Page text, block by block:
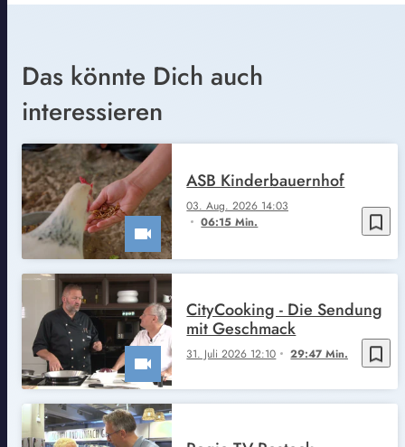
Das könnte Dich auch
interessieren
bookmark_border
03. Aug. 2026 14:03
06:15 Min.
ASB Kinderbauernhof
bookmark_border
31. Juli 2026 12:10 29:47 Min.
CityCooking - Die Sendung
mit Geschmack